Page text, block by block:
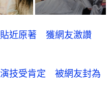
貼近原著 獲網友激讚
技受肯定 被網友封為